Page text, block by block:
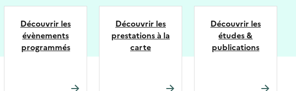
Découvrir les
évènements
programmés
Découvrir les
prestations à la
carte
Découvrir les
études &
publications